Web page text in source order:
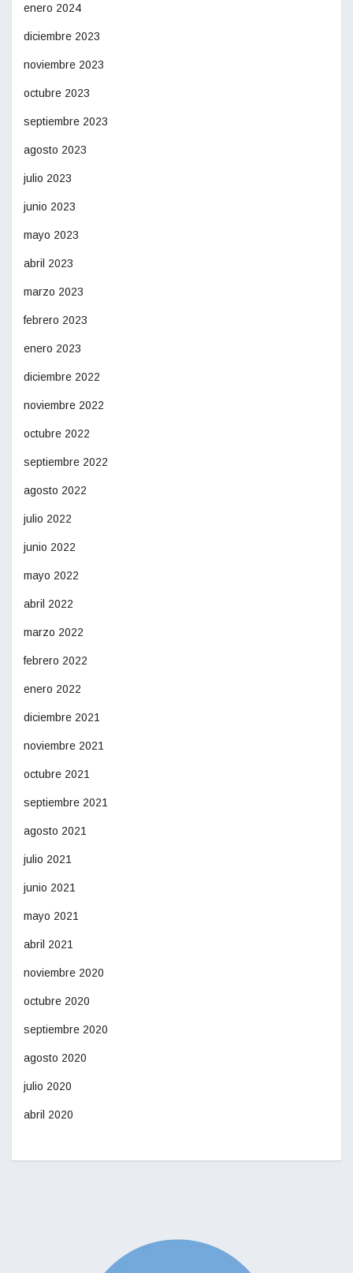
enero 2024
diciembre 2023
noviembre 2023
octubre 2023
septiembre 2023
agosto 2023
julio 2023
junio 2023
mayo 2023
abril 2023
marzo 2023
febrero 2023
enero 2023
diciembre 2022
noviembre 2022
octubre 2022
septiembre 2022
agosto 2022
julio 2022
junio 2022
mayo 2022
abril 2022
marzo 2022
febrero 2022
enero 2022
diciembre 2021
noviembre 2021
octubre 2021
septiembre 2021
agosto 2021
julio 2021
junio 2021
mayo 2021
abril 2021
noviembre 2020
octubre 2020
septiembre 2020
agosto 2020
julio 2020
abril 2020